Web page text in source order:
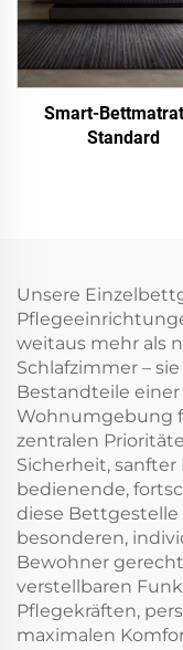
Smart-
Standard
Unsere
weitaus mehr als
Schlafzimmer –
Bestandteile
Wohnumgebung
zentralen
Sicherheit,
bedienende,
diese Bettgestelle
besonderen,
Bewohner
verstellbaren
Pflegekräften,
maximalen